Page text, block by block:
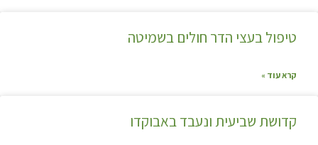
טיפול בעצי הדר חולים בשמיטה
קרא עוד »
קדושת שביעית ונעבד באבוקדו